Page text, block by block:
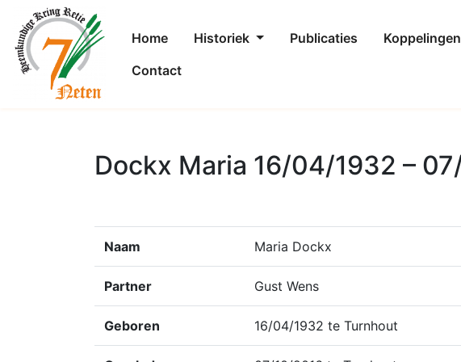
Home Historiek Publicaties Koppelingen
Contact
Dockx Maria 16/04/1932 –
Naam Maria Dockx
Partner Gust Wens
Geboren 16/04/1932 te Turnhout